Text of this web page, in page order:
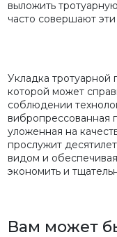
выложить
часто совершают
Укладка тротуарной
которой может
соблюдении
вибропрессованная
уложенная на
прослужит
видом и
экономить и
Вам может